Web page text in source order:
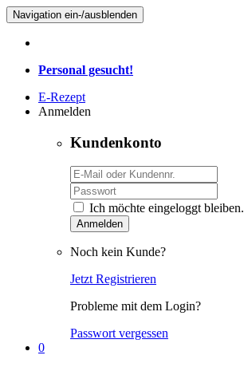
Navigation ein-/ausblenden
Personal gesucht!
E-Rezept
Anmelden
Kundenkonto
Ich möchte eingeloggt bleiben.
Anmelden
Noch kein Kunde?
Jetzt Registrieren
Probleme mit dem Login?
Passwort vergessen
0